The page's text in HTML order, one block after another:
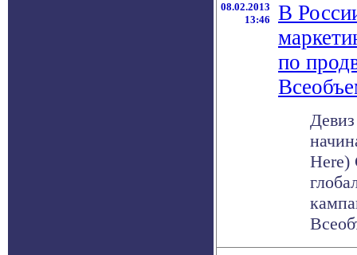
08.02.2013
13:46
В
по
Here)